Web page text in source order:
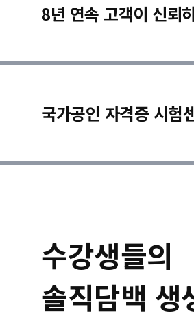
8년 연속 고객이 신뢰
국가공인 자격증 시험
수강생들의
솔직담백 생